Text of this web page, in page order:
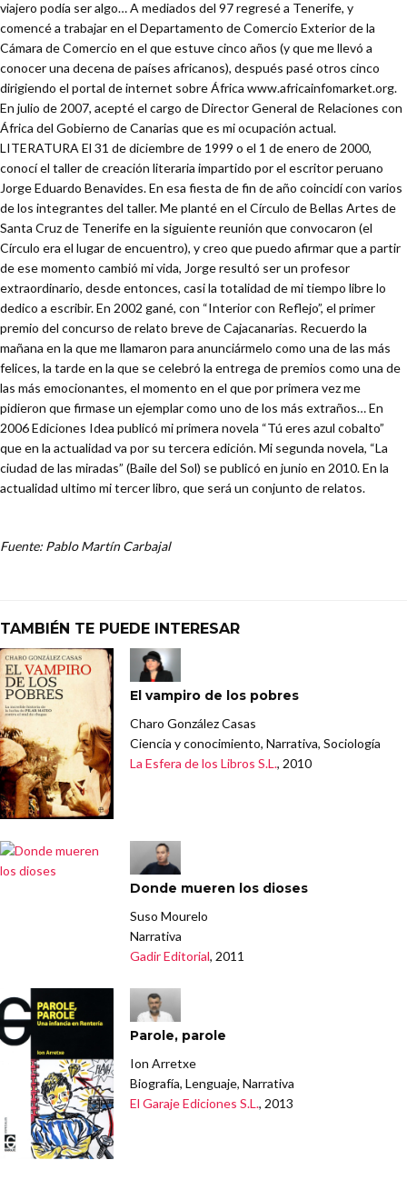
viajero podía ser algo… A mediados del 97 regresé a Tenerife, y
comencé a trabajar en el Departamento de Comercio Exterior de la
Cámara de Comercio en el que estuve cinco años (y que me llevó a
conocer una decena de países africanos), después pasé otros cinco
dirigiendo el portal de internet sobre África www.africainfomarket.org.
En julio de 2007, acepté el cargo de Director General de Relaciones con
África del Gobierno de Canarias que es mi ocupación actual.
LITERATURA El 31 de diciembre de 1999 o el 1 de enero de 2000,
conocí el taller de creación literaria impartido por el escritor peruano
Jorge Eduardo Benavides. En esa fiesta de fin de año coincidí con varios
de los integrantes del taller. Me planté en el Círculo de Bellas Artes de
Santa Cruz de Tenerife en la siguiente reunión que convocaron (el
Círculo era el lugar de encuentro), y creo que puedo afirmar que a partir
de ese momento cambió mi vida, Jorge resultó ser un profesor
extraordinario, desde entonces, casi la totalidad de mi tiempo libre lo
dedico a escribir. En 2002 gané, con “Interior con Reflejo”, el primer
premio del concurso de relato breve de Cajacanarias. Recuerdo la
mañana en la que me llamaron para anunciármelo como una de las más
felices, la tarde en la que se celebró la entrega de premios como una de
las más emocionantes, el momento en el que por primera vez me
pidieron que firmase un ejemplar como uno de los más extraños… En
2006 Ediciones Idea publicó mi primera novela “Tú eres azul cobalto”
que en la actualidad va por su tercera edición. Mi segunda novela, “La
ciudad de las miradas” (Baile del Sol) se publicó en junio en 2010. En la
actualidad ultimo mi tercer libro, que será un conjunto de relatos.
Fuente: Pablo Martín Carbajal
TAMBIÉN TE PUEDE INTERESAR
El vampiro de los pobres
Charo González Casas
Ciencia y conocimiento, Narrativa, Sociología
La Esfera de los Libros S.L., 2010
Donde mueren los dioses
Suso Mourelo
Narrativa
Gadir Editorial, 2011
Parole, parole
Ion Arretxe
Biografía, Lenguaje, Narrativa
El Garaje Ediciones S.L., 2013